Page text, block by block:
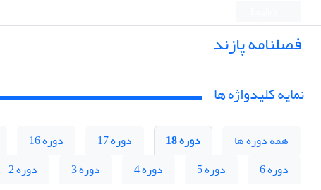
فصلنامه پازند
نمایه کلیدواژه ها
همه دوره ها دوره 18 دوره 17 دوره 16
دوره 6
دوره 5 دوره 4 دوره 3 دوره 2